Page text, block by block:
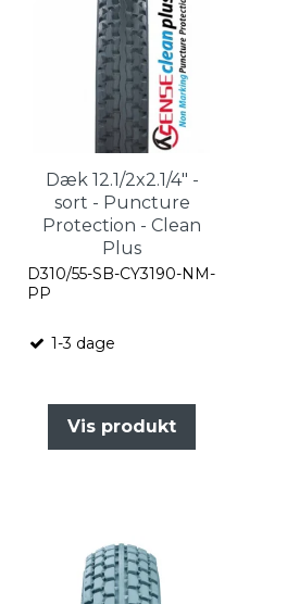
Dæk 12.1/2x2.1/4" -
sort - Puncture
Protection - Clean
Plus
D310/55-SB-CY3190-NM-
PP
1-3 dage
Vis produkt